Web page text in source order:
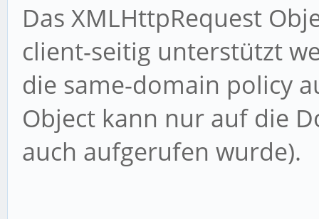
Das XMLHttpRequest
client-seitig unterstützt
die same-domain policy
Object kann nur auf die
auch aufgerufen wurde).